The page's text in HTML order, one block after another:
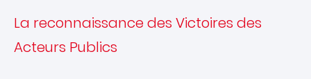
La reconnaissance des Victoires des
Acteurs Publics